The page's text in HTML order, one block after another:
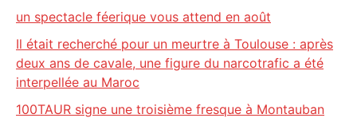
un spectacle féerique vous attend en août
Il était recherché pour un meurtre à Toulouse : après
deux ans de cavale, une figure du narcotrafic a été
interpellée au Maroc
100TAUR signe une troisième fresque à Montauban